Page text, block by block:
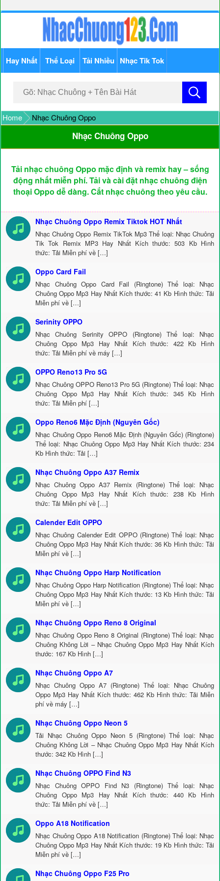
Hay Nhất Thể Loại Tải Nhiều Nhạc Tik Tok
Home Nhạc Chuông Oppo
Nhạc Chuông Oppo
Tải nhạc chuông Oppo mặc định và remix hay – sống
động nhất miễn phí. Tải và cài đặt nhạc chuông điện
thoại Oppo dễ dàng. Cắt nhạc chuông theo yêu cầu.
Nhạc Chuông Oppo Remix Tiktok HOT Nhất
Nhạc Chuông Oppo Remix TikTok Mp3 Thể loại: Nhạc Chuông
Tik Tok Remix MP3 Hay Nhất Kích thước: 503 Kb Hình
thức: Tải Miễn phí về […]
Oppo Card Fail
Nhạc Chuông Oppo Card Fail (Ringtone) Thể loại: Nhạc
Chuông Oppo Mp3 Hay Nhất Kích thước: 41 Kb Hình thức: Tải
Miễn phí về […]
Serinity OPPO
Nhạc Chuông Serinity OPPO (Ringtone) Thể loại: Nhạc
Chuông Oppo Mp3 Hay Nhất Kích thước: 422 Kb Hình
thức: Tải Miễn phí về máy […]
OPPO Reno13 Pro 5G
Nhạc Chuông OPPO Reno13 Pro 5G (Ringtone) Thể loại: Nhạc
Chuông Oppo Mp3 Hay Nhất Kích thước: 345 Kb Hình
thức: Tải Miễn phí […]
Oppo Reno6 Mặc Định (Nguyên Gốc)
Nhạc Chuông Oppo Reno6 Mặc Định (Nguyên Gốc) (Ringtone)
Thể loại: Nhạc Chuông Oppo Mp3 Hay Nhất Kích thước: 234
Kb Hình thức: Tải […]
Nhạc Chuông Oppo A37 Remix
Nhạc Chuông Oppo A37 Remix (Ringtone) Thể loại: Nhạc
Chuông Oppo Mp3 Hay Nhất Kích thước: 238 Kb Hình
thức: Tải Miễn phí về […]
Calender Edit OPPO
Nhạc Chuông Calender Edit OPPO (Ringtone) Thể loại: Nhạc
Chuông Oppo Mp3 Hay Nhất Kích thước: 36 Kb Hình thức: Tải
Miễn phí về […]
Nhạc Chuông Oppo Harp Notification
Nhạc Chuông Oppo Harp Notification (Ringtone) Thể loại: Nhạc
Chuông Oppo Mp3 Hay Nhất Kích thước: 13 Kb Hình thức: Tải
Miễn phí về […]
Nhạc Chuông Oppo Reno 8 Original
Nhạc Chuông Oppo Reno 8 Original (Ringtone) Thể loại: Nhạc
Chuông Không Lời – Nhạc Chuông Oppo Mp3 Hay Nhất Kích
thước: 167 Kb Hình […]
Nhạc Chuông Oppo A7
Nhạc Chuông Oppo A7 (Ringtone) Thể loại: Nhạc Chuông
Oppo Mp3 Hay Nhất Kích thước: 462 Kb Hình thức: Tải Miễn
phí về máy […]
Nhạc Chuông Oppo Neon 5
Tải Nhạc Chuông Oppo Neon 5 (Ringtone) Thể loại: Nhạc
Chuông Không Lời – Nhạc Chuông Oppo Mp3 Hay Nhất Kích
thước: 342 Kb Hình […]
Nhạc Chuông OPPO Find N3
Nhạc Chuông OPPO Find N3 (Ringtone) Thể loại: Nhạc
Chuông Oppo Mp3 Hay Nhất Kích thước: 440 Kb Hình
thức: Tải Miễn phí về […]
Oppo A18 Notification
Nhạc Chuông Oppo A18 Notification (Ringtone) Thể loại: Nhạc
Chuông Oppo Mp3 Hay Nhất Kích thước: 19 Kb Hình thức: Tải
Miễn phí về […]
Nhạc Chuông Oppo F25 Pro